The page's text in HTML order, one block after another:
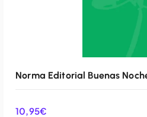
Norma Editorial Buenas
10,95€